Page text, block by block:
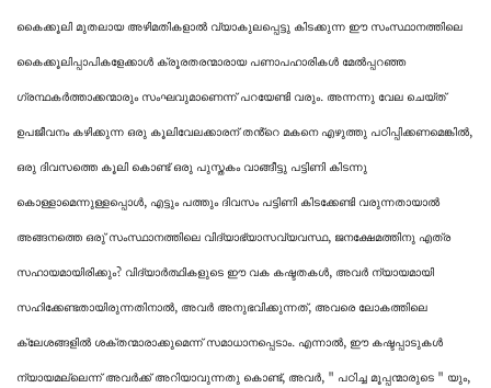
കൈക്കൂലി മുതലായ അഴിമതികളാൽ വ്യാകുലപ്പെട്ടു കിടക്കുന്ന ഈ സംസ്ഥാനത്തിലെ
കൈക്കൂലിപ്പാപികളേക്കാൾ ക്രൂരതരന്മാരായ പണാപഹാരികൾ മേൽപ്പറഞ്ഞ
ഗ്രന്ഥകർത്താക്കന്മാരും സംഘവുമാണെന്ന് പറയേണ്ടി വരും. അന്നന്നു വേല ചെയ്ത്
ഉപജീവനം കഴിക്കുന്ന ഒരു കൂലിവേലക്കാരന് തൻ്റെ മകനെ എഴുത്തു പഠിപ്പിക്കണമെങ്കിൽ,
ഒരു ദിവസത്തെ കൂലി കൊണ്ട് ഒരു പുസ്തകം വാങ്ങീട്ടു പട്ടിണി കിടന്നു
കൊള്ളാമെന്നുള്ളപ്പൊള്‍, എട്ടും പത്തും ദിവസം പട്ടിണി കിടക്കേണ്ടി വരുന്നതായാല്‍
അങ്ങനത്തെ ഒരു് സംസ്ഥാനത്തിലെ വിദ്യാഭ്യാസവ്യവസ്ഥ, ജനക്ഷേമത്തിനു എത്ര
സഹായമായിരിക്കും? വിദ്യാർത്ഥികളുടെ ഈ വക കഷ്ടതകൾ, അവർ ന്യായമായി
സഹിക്കേണ്ടതായിരുന്നതിനാൽ, അവർ അനുഭവിക്കുന്നത്, അവരെ ലോകത്തിലെ
ക്ലേശങ്ങളിൽ ശക്തന്മാരാക്കുമെന്ന് സമാധാനപ്പെടാം. എന്നാൽ, ഈ കഷ്ടപ്പാടുകൾ
ന്യായമല്ലെന്ന് അവർക്ക് അറിയാവുന്നതു കൊണ്ട്, അവർ, " പഠിച്ച മൂപ്പന്മാരുടെ " യും,